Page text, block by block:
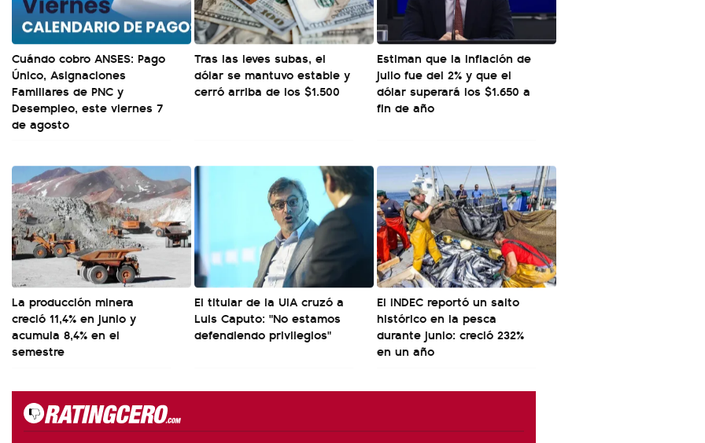
Cuándo cobro ANSES: Pago
Único, Asignaciones
Familiares de PNC y
Desempleo, este viernes 7
de agosto
Tras las leves subas, el
dólar se mantuvo estable y
cerró arriba de los $1.500
Estiman que la inflación de
julio fue del 2% y que el
dólar superará los $1.650 a
fin de año
La producción minera
creció 11,4% en junio y
acumula 8,4% en el
semestre
El titular de la UIA cruzó a
Luis Caputo: "No estamos
defendiendo privilegios"
El INDEC reportó un salto
histórico en la pesca
durante junio: creció 232%
en un año